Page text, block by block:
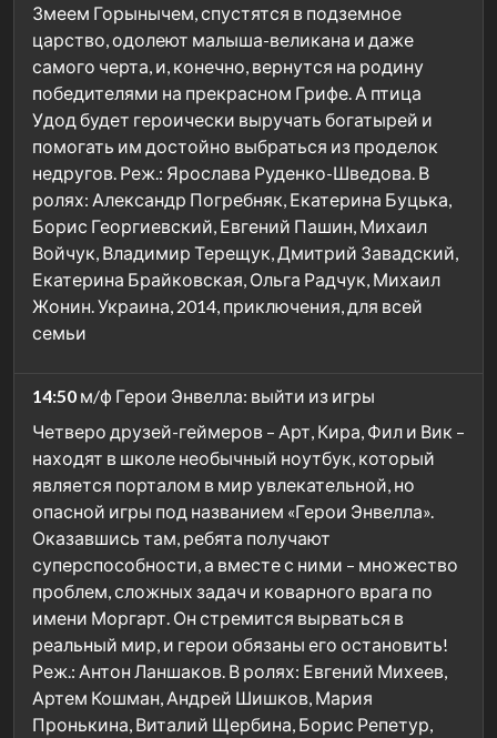
Змеем Горынычем, спустятся в подземное
царство, одолеют малыша-великана и даже
самого черта, и, конечно, вернутся на родину
победителями на прекрасном Грифе. А птица
Удод будет героически выручать богатырей и
помогать им достойно выбраться из проделок
недругов. Реж.: Ярослава Руденко-Шведова. В
ролях: Александр Погребняк, Екатерина Буцька,
Борис Георгиевский, Евгений Пашин, Михаил
Войчук, Владимир Терещук, Дмитрий Завадский,
Екатерина Брайковская, Ольга Радчук, Михаил
Жонин. Украина, 2014, приключения, для всей
семьи
14:50 м/ф Герои Энвелла: выйти из игры
Четверо друзей-геймеров – Арт, Кира, Фил и Вик –
находят в школе необычный ноутбук, который
является порталом в мир увлекательной, но
опасной игры под названием «Герои Энвелла».
Оказавшись там, ребята получают
суперспособности, а вместе с ними – множество
проблем, сложных задач и коварного врага по
имени Моргарт. Он стремится вырваться в
реальный мир, и герои обязаны его остановить!
Реж.: Антон Ланшаков. В ролях: Евгений Михеев,
Артем Кошман, Андрей Шишков, Мария
Пронькина, Виталий Щербина, Борис Репетур,